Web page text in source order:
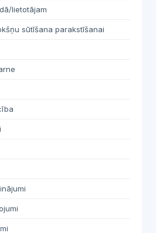
lietotājam
sūtīšana parakstīšanai